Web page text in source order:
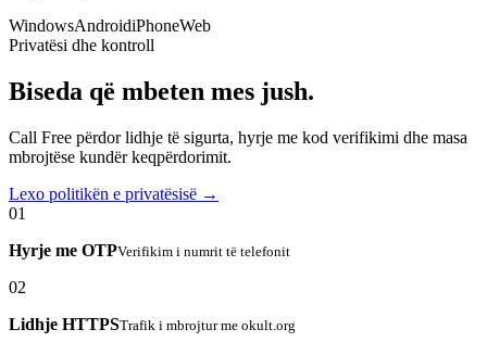
WindowsAndroidiPhoneWeb
Privatësi dhe kontroll
Biseda që mbeten mes jush.
Call Free përdor lidhje të sigurta, hyrje me kod verifikimi dhe masa
mbrojtëse kundër keqpërdorimit.
Lexo politikën e privatësisë →
01
Hyrje me OTPVerifikim i numrit të telefonit
02
Lidhje HTTPSTrafik i mbrojtur me okult.org